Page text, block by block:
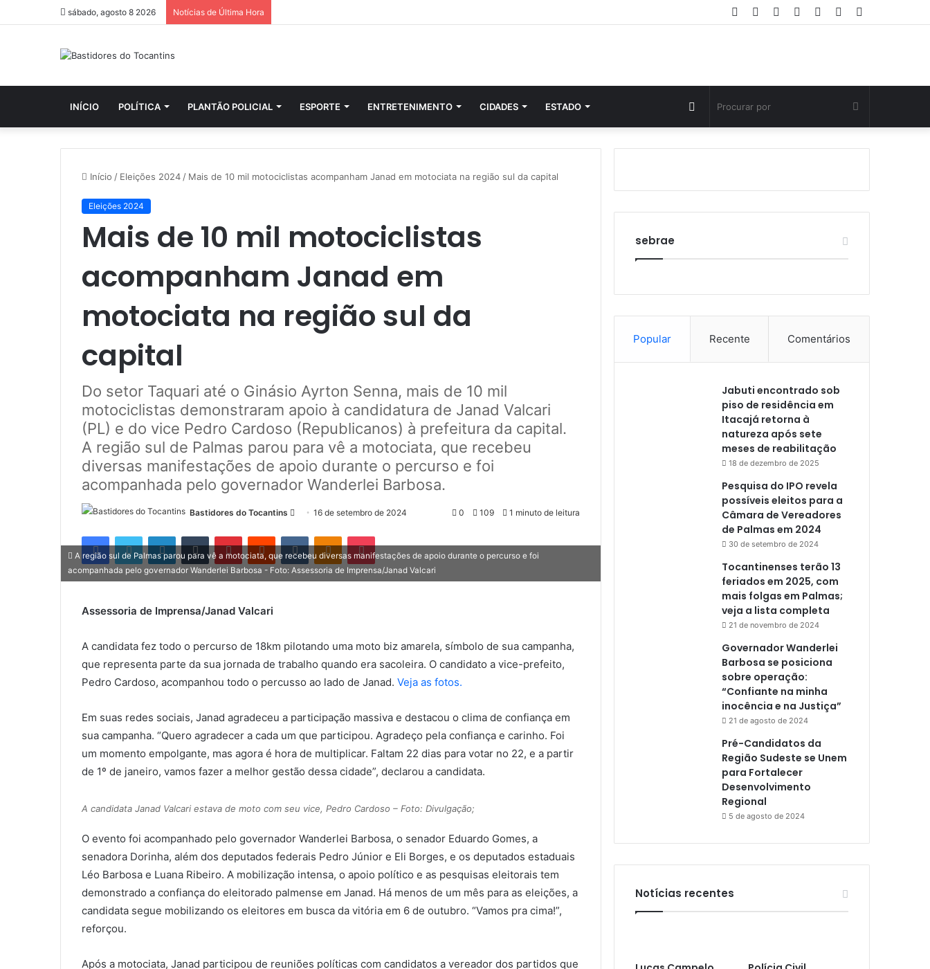
sábado, agosto 8 2026 Notícias de Última Hora
Artigo
Entrar
Instagram
YouTube
Twitter
Facebook
INÍCIO POLÍTICA PLANTÃO POLICIAL ESPORTE ENTRETENIMENTO CIDADES ESTADO
por
Switch
skin
Início / Eleições 2024 / Mais de 10 mil motociclistas acompanham Janad em motociata na região sul da capital
Eleições 2024
Mais de 10 mil motociclistas
acompanham Janad em
motociata na região sul da
capital
Do setor Taquari até o Ginásio Ayrton Senna, mais de 10 mil
motociclistas demonstraram apoio à candidatura de Janad Valcari
(PL) e do vice Pedro Cardoso (Republicanos) à prefeitura da capital.
A região sul de Palmas parou para vê a motociata, que recebeu
diversas manifestações de apoio durante o percurso e foi
acompanhada pelo governador Wanderlei Barbosa.
Bastidores do Tocantins
n
d
-
m
a
16 de setembro de 2024 0 109 1 minuto de leitura
A região sul de Palmas parou para vê a motociata, que recebeu diversas manifestações de apoio durante o percurso e foi
acompanhada pelo governador Wanderlei Barbosa - Foto: Assessoria de Imprensa/Janad Valcari
Assessoria de Imprensa/Janad Valcari
A candidata fez todo o percurso de 18km pilotando uma moto biz amarela, símbolo de sua campanha,
que representa parte da sua jornada de trabalho quando era sacoleira. O candidato a vice-prefeito,
Pedro Cardoso, acompanhou todo o percusso ao lado de Janad. Veja as fotos.
Em suas redes sociais, Janad agradeceu a participação massiva e destacou o clima de confiança em
sua campanha. “Quero agradecer a cada um que participou. Agradeço pela confiança e carinho. Foi
um momento empolgante, mas agora é hora de multiplicar. Faltam 22 dias para votar no 22, e a partir
de 1º de janeiro, vamos fazer a melhor gestão dessa cidade”, declarou a candidata.
A candidata Janad Valcari estava de moto com seu vice, Pedro Cardoso – Foto: Divulgação;
O evento foi acompanhado pelo governador Wanderlei Barbosa, o senador Eduardo Gomes, a
senadora Dorinha, além dos deputados federais Pedro Júnior e Eli Borges, e os deputados estaduais
Léo Barbosa e Luana Ribeiro. A mobilização intensa, o apoio político e as pesquisas eleitorais tem
demonstrado a confiança do eleitorado palmense em Janad. Há menos de um mês para as eleições, a
candidata segue mobilizando os eleitores em busca da vitória em 6 de outubro. “Vamos pra cima!”,
reforçou.
Após a motociata, Janad participou de reuniões políticas com candidatos a vereador dos partidos que
sebrae
Popular Recente Comentários
Jabuti encontrado sob
piso de residência em
Itacajá retorna à
natureza após sete
meses de reabilitação
18 de dezembro de 2025
Pesquisa do IPO revela
possíveis eleitos para a
Câmara de Vereadores
de Palmas em 2024
30 de setembro de 2024
Tocantinenses terão 13
feriados em 2025, com
mais folgas em Palmas;
veja a lista completa
21 de novembro de 2024
Governador Wanderlei
Barbosa se posiciona
sobre operação:
“Confiante na minha
inocência e na Justiça”
21 de agosto de 2024
Pré-Candidatos da
Região Sudeste se Unem
para Fortalecer
Desenvolvimento
Regional
5 de agosto de 2024
Notícias recentes